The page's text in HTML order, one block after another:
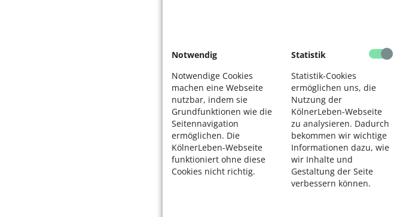
Notwendig
Notwendige Cookies
machen eine Webseite
nutzbar, indem sie
Grundfunktionen wie die
Seitennavigation
ermöglichen. Die
KölnerLeben-Webseite
funktioniert ohne diese
Cookies nicht richtig.
Statistik
Statistik-Cookies
ermöglichen uns, die
Nutzung der
KölnerLeben-Webseite
zu analysieren. Dadurch
bekommen wir wichtige
Informationen dazu, wie
wir Inhalte und
Gestaltung der Seite
verbessern können.